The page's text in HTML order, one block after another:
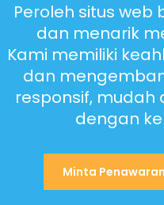
Peroleh situs web
dan menarik
Kami memiliki
dan
responsif, mudah
dengan
Minta Penawaran